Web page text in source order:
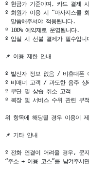
º 현금가 기준이며, 카드 결제
º 회원가 이용 시 “마사지스쿨
º 100% 예약제로 운영됩니다.
º 입실 시 선불 결제가 필수입니
📌 이용 제한 안내
º 발신자 정보 없음 / 비휴대폰
º 비매너 고객 / 과도한 음주 상
º 무단 및 상습 취소 고객
º 복장 및 서비스 수위 관련 부
위 항목에 해당될 경우 이용이
📌 기타 안내
º 전화 연결이 어려울 경우, 문
“주소 + 이용 코스”를 남겨주시